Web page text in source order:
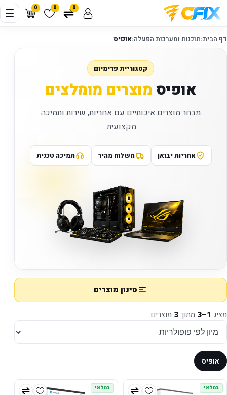
0 0 0
דף הבית‹תוכנות ומערכות הפעלה‹אופיס
קטגוריית פרימיום
אופיסמוצרים מומלצים
מבחר מוצרים איכותיים עם אחריות, שירות ותמיכה
מקצועית.
אחריות יבואן משלוח מהיר תמיכה טכנית
סינון מוצרים
מציג 1–3 מתוך3 מוצרים
אופיס
במלאי במלאי